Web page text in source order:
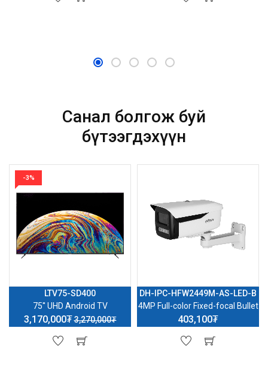
Санал болгож буй
бүтээгдэхүүн
-3%
LTV75-SD400
75'' UHD Android TV
3,170,000₮3,270,000₮
DH-IPC-HFW2449M-AS-LED-B
4MP Full-color Fixed-focal Bullet
403,100₮